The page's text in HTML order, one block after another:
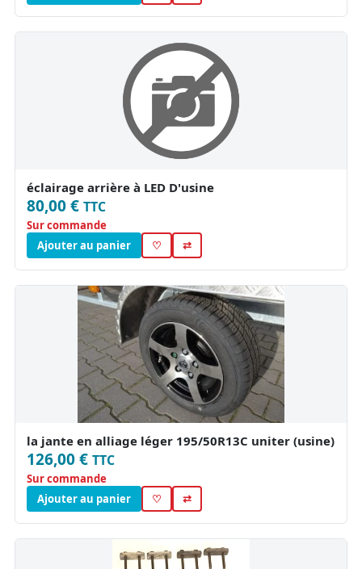
éclairage arrière à LED D'usine
80,00 € TTC
Sur commande
Ajouter au panier
♡ ⇄
la jante en alliage léger 195/50R13C uniter (usine)
126,00 € TTC
Sur commande
Ajouter au panier
♡ ⇄